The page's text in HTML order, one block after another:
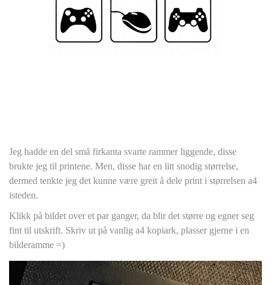
Jeg hadde en del små firkanta svarte rammer liggende, disse
brukte jeg til printene. Men, disse har en litt snodig størrelse,
dermed tenkte jeg det kunne være greit å dele print i størrelsen a4
isteden.
Klikk på bildet over et par ganger, da blir det større og egner seg
fint til utskrift. Skriv ut på vanlig a4 kopiark, plasser gjerne i en
bilderamme =)